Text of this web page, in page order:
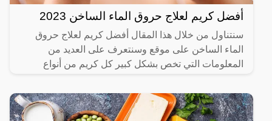
أفضل كريم لعلاج حروق الماء الساخن 2023
سنتناول من خلال هذا المقال أفضل كريم لعلاج حروق
الماء الساخن على موقع وسنتعرف على العديد من
المعلومات التي تخص بشكل كبير كل كريم من أنواع